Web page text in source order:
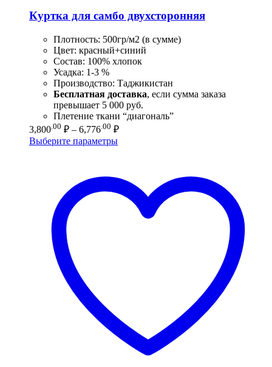
Куртка для самбо двухсторонняя
Плотность: 500гр/м2 (в сумме)
Цвет: красный+синий
Состав: 100% хлопок
Усадка: 1-3 %
Производство: Таджикистан
Бесплатная доставка, если сумма заказа
превышает 5 000 руб.
Плетение ткани “диагональ”
3,800 .00 ₽ – 6,776 .00 ₽Диапазон
Выберите параметры